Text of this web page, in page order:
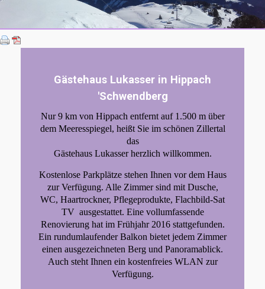
Gästehaus Lukasser in Hippach
'Schwendberg
Nur 9 km von Hippach entfernt auf 1.500 m über
dem Meeresspiegel, heißt Sie im schönen Zillertal
das
Gästehaus Lukasser herzlich willkommen.
Kostenlose Parkplätze stehen Ihnen vor dem Haus
zur Verfügung. Alle Zimmer sind mit Dusche,
WC, Haartrockner, Pflegeprodukte, Flachbild-Sat
TV ausgestattet. Eine vollumfassende
Renovierung hat im Frühjahr 2016 stattgefunden.
Ein rundumlaufender Balkon bietet jedem Zimmer
einen ausgezeichneten Berg und Panoramablick.
Auch steht Ihnen ein kostenfreies WLAN zur
Verfügung.